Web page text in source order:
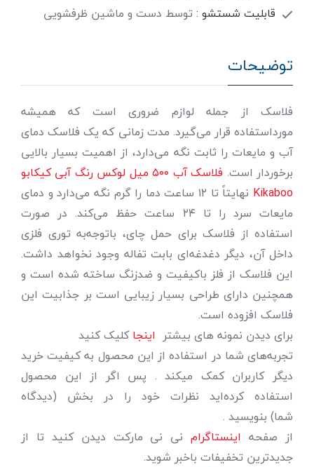
قابلیت شستشو : توسط دست و ماشین ظرفشویی
توضیحات
فلاسک از جمله لوازم ضروری است که همیشه
مورداستفاده قرار می‌گیرد. مدت زمانی که یک فلاسک دمای
آب و مایعات را ثابت نگه می‌دارد، از اهمیت بسیار بالایی
برخوردار است.
فلاسک آب ۵۰۰ میل لوکس رنگ آبی کیکابو
Kikaboo
نهایتاً تا ۱۲ ساعت دما را گرم نگه می‌دارد و دمای
مایعات سرد را تا ۲۴ ساعت حفظ می‌کند. در صورت
استفاده از فلاسک برای حمل چای، باتوجه‌به توری فلزی
داخل آن، دیگر دغدغه‌ای بابت تفاله وجود نخواهد داشت.
این فلاسک از فلز باکیفیت و ضدزنگ ساخته شده است و
همچنین دارای طراحی بسیار زیبایی است بر جذابیت این
فلاسک افزوده است.
برای دیدن نمونه های بیشتر اینجاکلیک کنید
تجربه‌های شما در استفاده از این محصول به کیفیت خرید
دیگر کاربران کمک میکند . پس اگر از این محصول
استفاده کرده‌اید نظرات خود را در بخش (دیدگاه
شما) بنویسید .
از صفحه اینستاگرام نی نی مارکت دیدن کنید تا از
جدیدترین تخفیفات باخبر شوید.